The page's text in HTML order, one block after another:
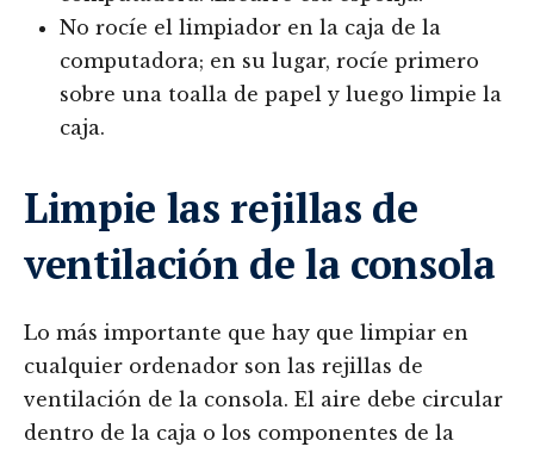
No rocíe el limpiador en la caja de la
computadora; en su lugar, rocíe primero
sobre una toalla de papel y luego limpie la
caja.
Limpie las rejillas de
ventilación de la consola
Lo más importante que hay que limpiar en
cualquier ordenador son las rejillas de
ventilación de la consola. El aire debe circular
dentro de la caja o los componentes de la